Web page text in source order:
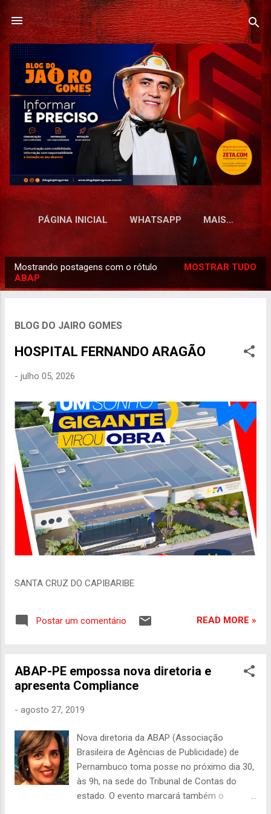
Pular para o conteúdo principal
PÁGINA INICIAL WHATSAPP MAIS…
o
Mostrando postagens com o rótulo
ABAP
MOSTRAR TUDO
BLOG DO JAIRO GOMES
HOSPITAL FERNANDO ARAGÃO
- julho 05, 2026
SANTA CRUZ DO CAPIBARIBE
Postar um comentário READ MORE »
ABAP-PE empossa nova diretoria e
apresenta Compliance
- agosto 27, 2019
Nova diretoria da ABAP (Associação
Brasileira de Agências de Publicidade) de
Pernambuco toma posse no próximo dia 30,
às 9h, na sede do Tribunal de Contas do
estado. O evento marcará também o